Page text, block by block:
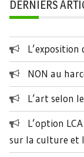
DERNIERS
NON au
L’art selon
L’option
sur la culture et